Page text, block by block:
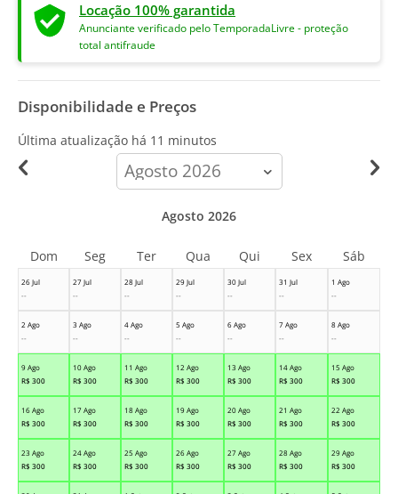
Locação 100% garantida
Anunciante verificado pelo TemporadaLivre - proteção
total antifraude
Disponibilidade e Preços
Última atualização há 11 minutos
calendar-
month
26 Jul
--
27 Jul
--
28 Jul
--
29 Jul
--
30 Jul
--
31 Jul
--
1 Ago
--
2 Ago
--
3 Ago
--
4 Ago
--
5 Ago
--
6 Ago
--
7 Ago
--
8 Ago
--
9 Ago
R$ 300
10 Ago
R$ 300
11 Ago
R$ 300
12 Ago
R$ 300
13 Ago
R$ 300
14 Ago
R$ 300
15 Ago
R$ 300
16 Ago
R$ 300
17 Ago
R$ 300
18 Ago
R$ 300
19 Ago
R$ 300
20 Ago
R$ 300
21 Ago
R$ 300
22 Ago
R$ 300
23 Ago
R$ 300
24 Ago
R$ 300
25 Ago
R$ 300
26 Ago
R$ 300
27 Ago
R$ 300
28 Ago
R$ 300
29 Ago
R$ 300
Agosto 2026
Dom Seg Ter Qua Qui Sex Sáb